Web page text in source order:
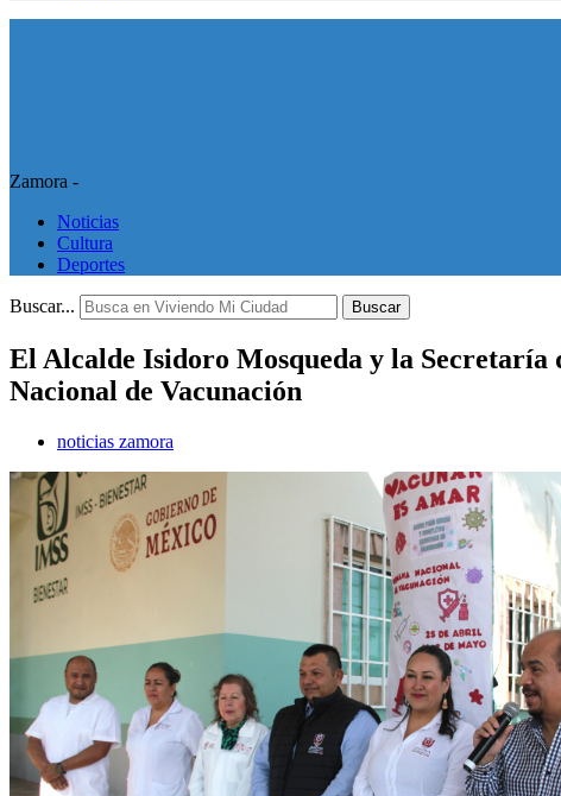
Zamora -
Noticias
Cultura
Deportes
Buscar... Buscar
El Alcalde Isidoro Mosqueda y la Secretaría
Nacional de Vacunación
noticias zamora